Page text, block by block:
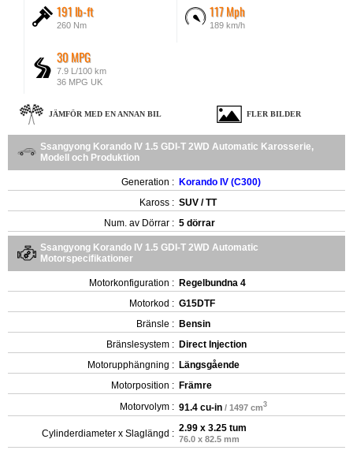
191 lb-ft
260 Nm
117 Mph
189 km/h
30 MPG
7.9 L/100 km
36 MPG UK
JÄMFÖR MED EN ANNAN BIL FLER BILDER
Ssangyong Korando IV 1.5 GDI-T 2WD Automatic Karosserie,
Modell och Produktion
Generation : Korando IV (C300)
Kaross : SUV / TT
Num. av Dörrar : 5 dörrar
Ssangyong Korando IV 1.5 GDI-T 2WD Automatic
Motorspecifikationer
Motorkonfiguration : Regelbundna 4
Motorkod : G15DTF
Bränsle : Bensin
Bränslesystem : Direct Injection
Motorupphängning : Längsgående
Motorposition : Främre
Motorvolym : 91.4 cu-in / 1497 cm3
Cylinderdiameter x Slaglängd : 2.99 x 3.25 tum
76.0 x 82.5 mm